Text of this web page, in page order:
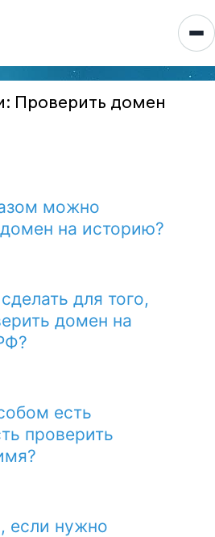
Проверить домен
можно
на историю?
для того,
домен на
есть
проверить
если нужно